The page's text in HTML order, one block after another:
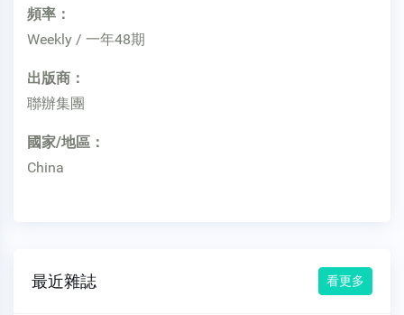
頻率：
Weekly / 一年48期
出版商：
聯辦集團
國家/地區：
China
最近雜誌 看更多